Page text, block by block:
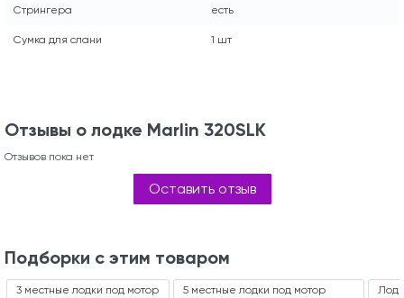
Стрингера есть
Сумка для слани 1 шт
Отзывы о лодке Marlin 320SLK
Отзывов пока нет
Оставить отзыв
Подборки с этим товаром
3 местные лодки под мотор 5 местные лодки под мотор